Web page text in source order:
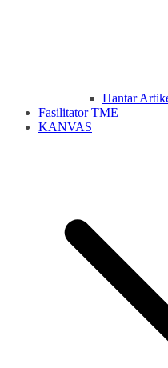
Hantar
Fasilitator TME
KANVAS